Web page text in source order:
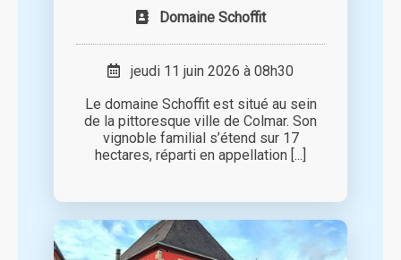
Domaine Schoffit
jeudi 11 juin 2026 à 08h30
Le domaine Schoffit est situé au sein
de la pittoresque ville de Colmar. Son
vignoble familial s’étend sur 17
hectares, réparti en appellation [...]